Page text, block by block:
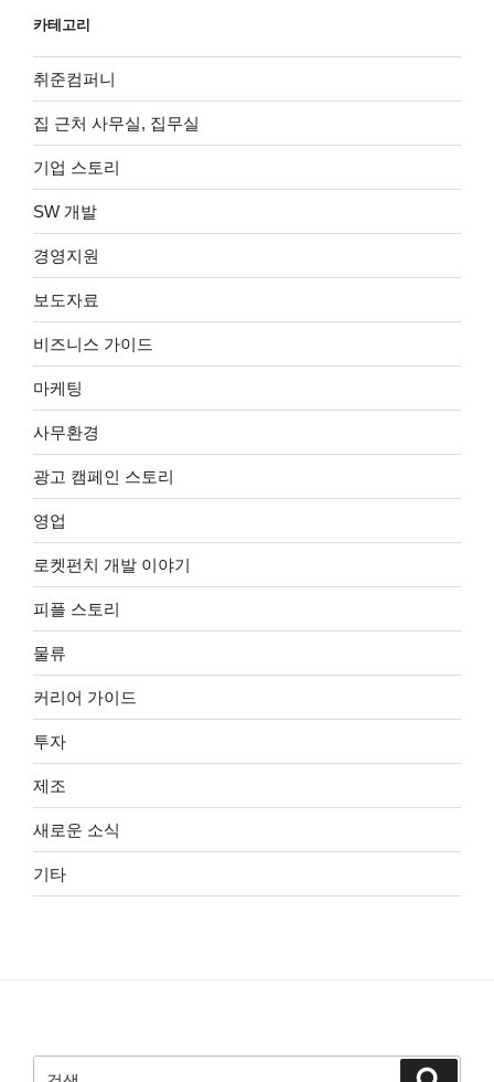
카테고리
취준컴퍼니
집 근처 사무실, 집무실
기업 스토리
SW 개발
경영지원
보도자료
비즈니스 가이드
마케팅
사무환경
광고 캠페인 스토리
영업
로켓펀치 개발 이야기
피플 스토리
물류
커리어 가이드
투자
제조
새로운 소식
기타